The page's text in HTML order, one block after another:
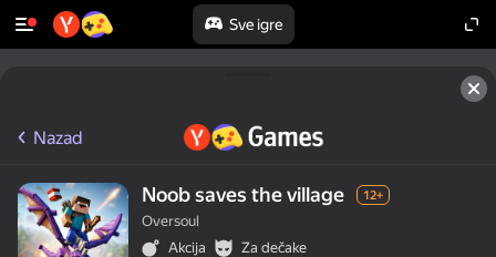
Sve igre
Nazad
Noob saves the village 12+
Oversoul
Akcija
Za dečake